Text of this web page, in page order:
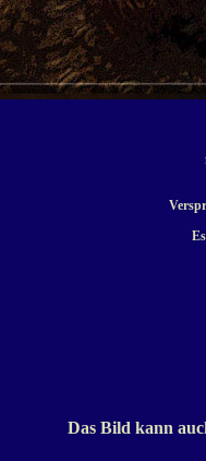
Das Bild kann